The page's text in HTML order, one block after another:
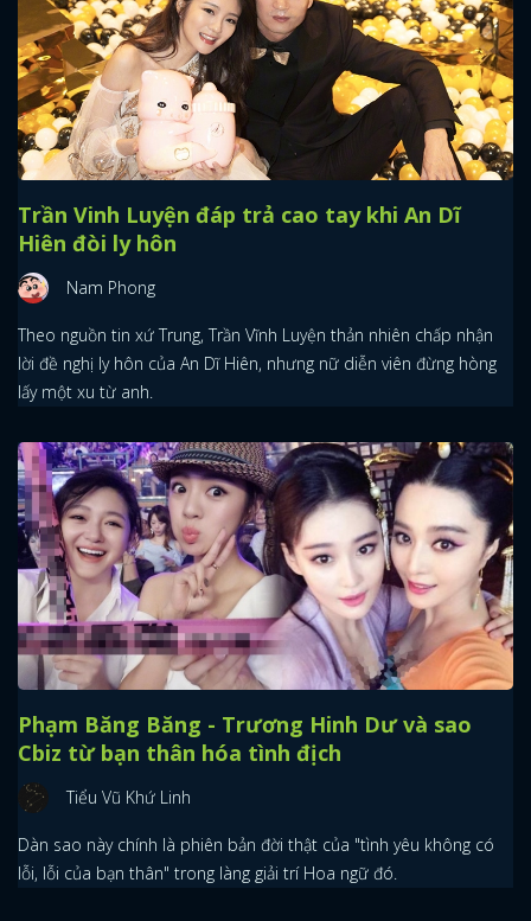
ĐĂNG NHẬP
Trần Vinh Luyện đáp trả cao tay khi An Dĩ
Hiên đòi ly hôn
Nam Phong
Theo nguồn tin xứ Trung, Trần Vĩnh Luyện thản nhiên chấp nhận
lời đề nghị ly hôn của An Dĩ Hiên, nhưng nữ diễn viên đừng hòng
lấy một xu từ anh.
Phạm Băng Băng - Trương Hinh Dư và sao
Cbiz từ bạn thân hóa tình địch
Tiểu Vũ Khứ Linh
Dàn sao này chính là phiên bản đời thật của "tình yêu không có
lỗi, lỗi của bạn thân" trong làng giải trí Hoa ngữ đó.